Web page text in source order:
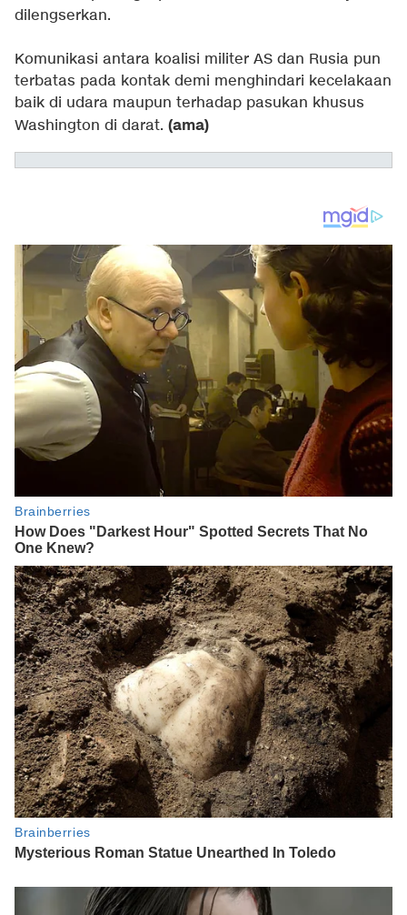
dilengserkan.
Komunikasi antara koalisi militer AS dan Rusia pun
terbatas pada kontak demi menghindari kecelakaan
baik di udara maupun terhadap pasukan khusus
Washington di darat. (ama)